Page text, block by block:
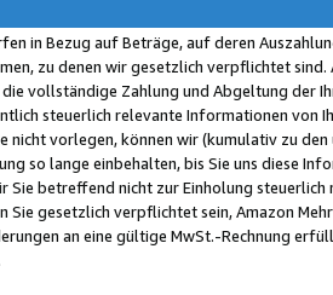
in Bezug auf Beträge, auf deren
zu denen wir gesetzlich verpflichtet
vollständige Zahlung und Abgeltung der
steuerlich relevante Informationen von
nicht vorlegen, können wir (kumulativ zu
so lange einbehalten, bis Sie uns diese
Sie betreffend nicht zur Einholung
Sie gesetzlich verpflichtet sein, Amazon
an eine gültige MwSt.-Rechnung